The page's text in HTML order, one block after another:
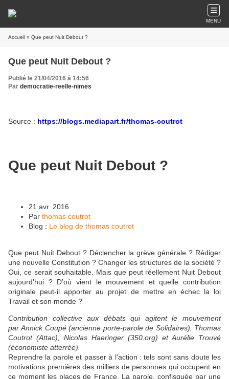
MENU
Accueil » Que peut Nuit Debout ?
Que peut Nuit Debout ?
Publié le 21/04/2016 à 14:56
Par democratie-reelle-nimes
Source : https://blogs.mediapart.fr/thomas-coutrot
Que peut Nuit Debout ?
21 avr. 2016
Par thomas coutrot
Blog : Le blog de thomas coutrot
Que peut Nuit Debout ? Déclencher la grève générale ? Rédiger
une nouvelle Constitution ? Changer les structures de la société ?
Oui, ce serait souhaitable. Mais que peut réellement Nuit Debout
aujourd’hui ? D’où vient le mouvement et quelle contribution
originale peut-il apporter au projet de mettre en échec la loi
Travail et son monde ?
Contribution collective aux débats qui agitent le mouvement
parAnnick Coupé (ancienne porte-parole de Solidaires), Thomas
Coutrot (Attac), Nicolas Haeringer (350.org) et Aurélie Trouvé
(économiste atterrée).
Reprendre la parole et passer à l'action : tels sont sans doute les
motivations premières des milliers de personnes qui occupent en
ce moment les places de France. La parole, confisquée par une